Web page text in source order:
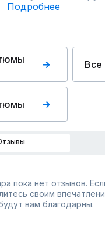
Подробнее
Все
пока нет отзывов.
своим
вам благодарны.